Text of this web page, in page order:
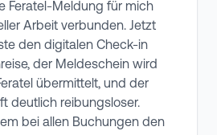
Feratel-Meldung für mich
Arbeit verbunden. Jetzt
den digitalen Check-in
der Meldeschein wird
übermittelt, und der
deutlich reibungsloser.
bei allen Buchungen den